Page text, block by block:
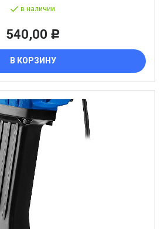
в наличии
540,00 Р
В КОРЗИНУ